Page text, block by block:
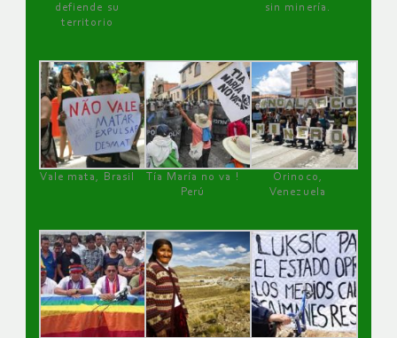
defiende su
territorio
sin minería.
Vale mata, Brasil
Tía María no va !
Perú
Orinoco,
Venezuela